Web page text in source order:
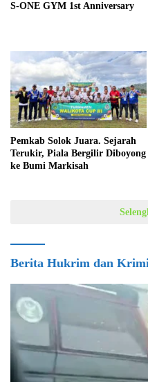
S-ONE GYM 1st Anniversary
Pemkab Solok Juara. Sejarah
Terukir, Piala Bergilir Diboyong
ke Bumi Markisah
Berita Hukrim dan